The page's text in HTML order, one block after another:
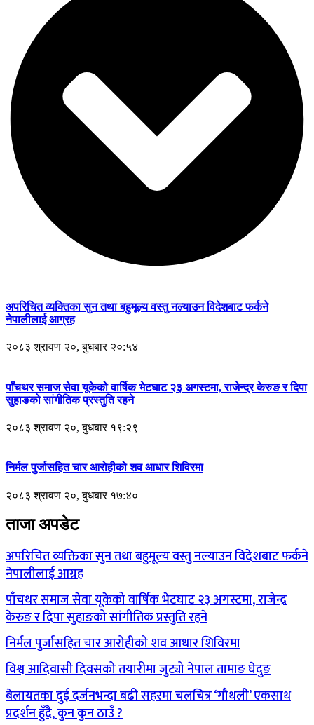
अपरिचित व्यक्तिका सुन तथा बहुमूल्य वस्तु नल्याउन विदेशबाट फर्कने
नेपालीलाई आग्रह
२०८३ श्रावण २०, बुधबार २०:५४
पाँचथर समाज सेवा यूकेको वार्षिक भेटघाट २३ अगस्टमा, राजेन्द्र केरुङ र दिपा
सुहाङको सांगीतिक प्रस्तुति रहने
२०८३ श्रावण २०, बुधबार १९:२९
निर्मल पुर्जासहित चार आरोहीको शव आधार शिविरमा
२०८३ श्रावण २०, बुधबार १७:४०
ताजा अपडेट
अपरिचित व्यक्तिका सुन तथा बहुमूल्य वस्तु नल्याउन विदेशबाट फर्कने
नेपालीलाई आग्रह
पाँचथर समाज सेवा यूकेको वार्षिक भेटघाट २३ अगस्टमा, राजेन्द्र
केरुङ र दिपा सुहाङको सांगीतिक प्रस्तुति रहने
निर्मल पुर्जासहित चार आरोहीको शव आधार शिविरमा
विश्व आदिवासी दिवसको तयारीमा जुट्यो नेपाल तामाङ घेदुङ
बेलायतका दुई दर्जनभन्दा बढी सहरमा चलचित्र ‘गौथली’ एकसाथ
प्रदर्शन हुँदै, कुन कुन ठाउँ ?